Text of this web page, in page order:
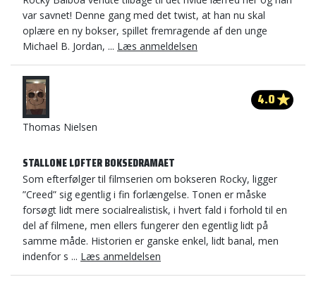
var savnet! Denne gang med det twist, at han nu skal
oplære en ny bokser, spillet fremragende af den unge
Michael B. Jordan, ... Læs anmeldelsen
Thomas Nielsen
4.0
STALLONE LØFTER BOKSEDRAMAET
Som efterfølger til filmserien om bokseren Rocky, ligger
”Creed” sig egentlig i fin forlængelse. Tonen er måske
forsøgt lidt mere socialrealistisk, i hvert fald i forhold til en
del af filmene, men ellers fungerer den egentlig lidt på
samme måde. Historien er ganske enkel, lidt banal, men
indenfor s ... Læs anmeldelsen